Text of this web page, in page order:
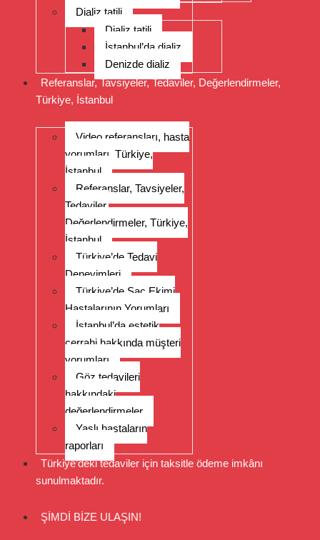
Dializ tatili
Dializ tatili
İstanbul’da dializ
Denizde dializ
Referanslar, Tavsiyeler, Tedaviler, Değerlendirmeler,
Türkiye, İstanbul
Video referansları, hasta
yorumları, Türkiye,
İstanbul
Referanslar, Tavsiyeler,
Tedaviler,
Değerlendirmeler, Türkiye,
İstanbul
Türkiye’de Tedavi
Deneyimleri
Türkiye’de Saç Ekimi
Hastalarının Yorumları
İstanbul’da estetik
cerrahi hakkında müşteri
yorumları
Göz tedavileri
hakkındaki
değerlendirmeler
Yaşlı hastaların
raporları
Türkiye’deki tedaviler için taksitle ödeme imkânı
sunulmaktadır.
ŞİMDİ BİZE ULAŞIN!